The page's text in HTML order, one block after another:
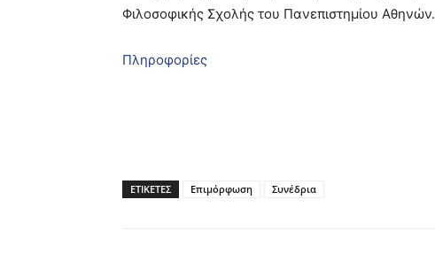
Φιλοσοφικής Σχολής του Πανεπιστημίου Αθηνών.
Πληροφορίες
ΕΤΙΚΕΤΕΣ Επιμόρφωση Συνέδρια